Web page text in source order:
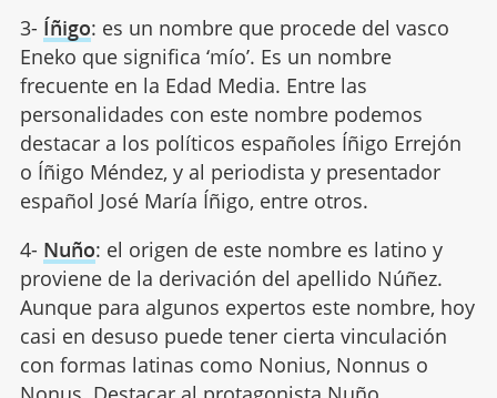
3- Íñigo: es un nombre que procede del vasco
Eneko que significa ‘mío’. Es un nombre
frecuente en la Edad Media. Entre las
personalidades con este nombre podemos
destacar a los políticos españoles Íñigo Errejón
o Íñigo Méndez, y al periodista y presentador
español José María Íñigo, entre otros.
4- Nuño: el origen de este nombre es latino y
proviene de la derivación del apellido Núñez.
Aunque para algunos expertos este nombre, hoy
casi en desuso puede tener cierta vinculación
con formas latinas como Nonius, Nonnus o